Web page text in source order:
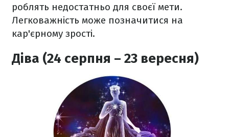
роблять недостатньо для своєї мети.
Легковажність може позначитися на
кар'єрному зрості.
Діва (24 серпня – 23 вересня)